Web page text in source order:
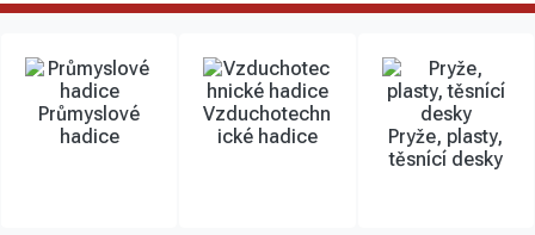
Průmyslové
hadice
Vzduchotechn
ické hadice
Pryže, plasty,
těsnící desky